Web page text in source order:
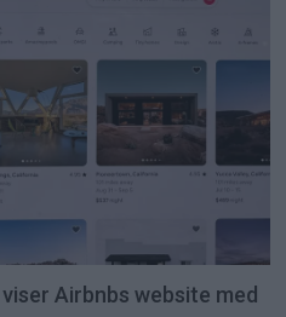
Airbnbs website med